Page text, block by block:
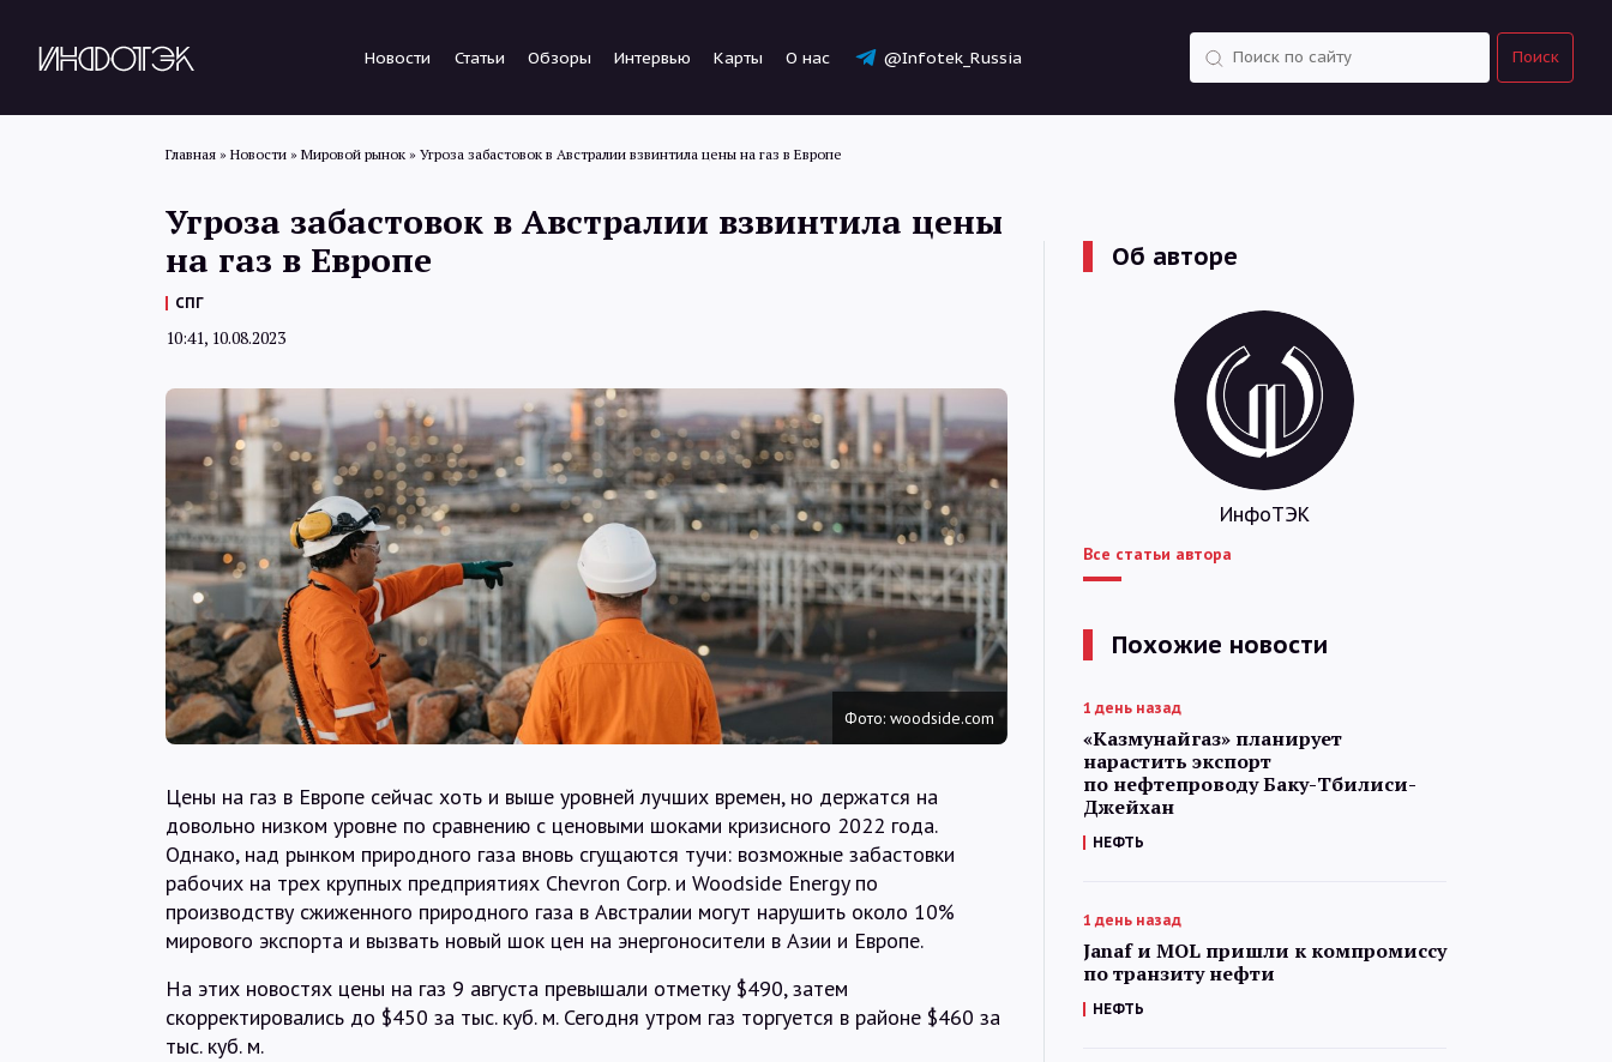
Новости Статьи Обзоры Интервью Карты О нас @Infotek_Russia Поиск
Статьи
Обзоры
Интервью
Карты
О нас
@Infotek_Russia
Главная » Новости » Мировой рынок » Угроза забастовок в Австралии взвинтила цены на газ в Европе
Угроза забастовок в Австралии взвинтила цены
на газ в Европе
СПГ
10:41, 10.08.2023
Фото: woodside.com
Цены на газ в Европе сейчас хоть и выше уровней лучших времен, но держатся на
довольно низком уровне по сравнению с ценовыми шоками кризисного 2022 года.
Однако, над рынком природного газа вновь сгущаются тучи: возможные забастовки
рабочих на трех крупных предприятиях Chevron Corp. и Woodside Energy по
производству сжиженного природного газа в Австралии могут нарушить около 10%
мирового экспорта и вызвать новый шок цен на энергоносители в Азии и Европе.
На этих новостях цены на газ 9 августа превышали отметку $490, затем
скорректировались до $450 за тыс. куб. м. Сегодня утром газ торгуется в районе $460 за
тыс. куб. м.
Об авторе
ИнфоТЭК
Все статьи автора
Похожие новости
1 день назад
«Казмунайгаз» планирует
нарастить экспорт
по нефтепроводу Баку-Тбилиси-
Джейхан
НЕФТЬ
1 день назад
Janaf и MOL пришли к компромиссу
по транзиту нефти
НЕФТЬ